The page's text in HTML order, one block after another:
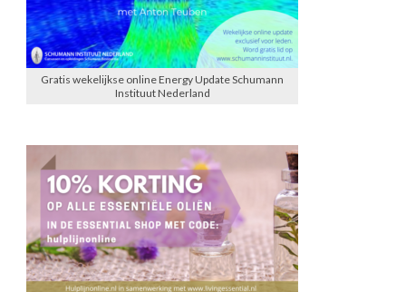
Gratis wekelijkse online Energy Update Schumann
Instituut Nederland